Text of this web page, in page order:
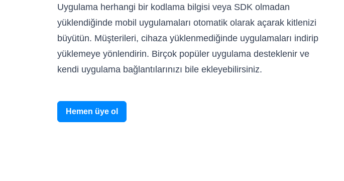
Uygulama herhangi bir kodlama bilgisi veya SDK olmadan
yüklendiğinde mobil uygulamaları otomatik olarak açarak kitlenizi
büyütün. Müşterileri, cihaza yüklenmediğinde uygulamaları indirip
yüklemeye yönlendirin. Birçok popüler uygulama desteklenir ve
kendi uygulama bağlantılarınızı bile ekleyebilirsiniz.
Hemen üye ol